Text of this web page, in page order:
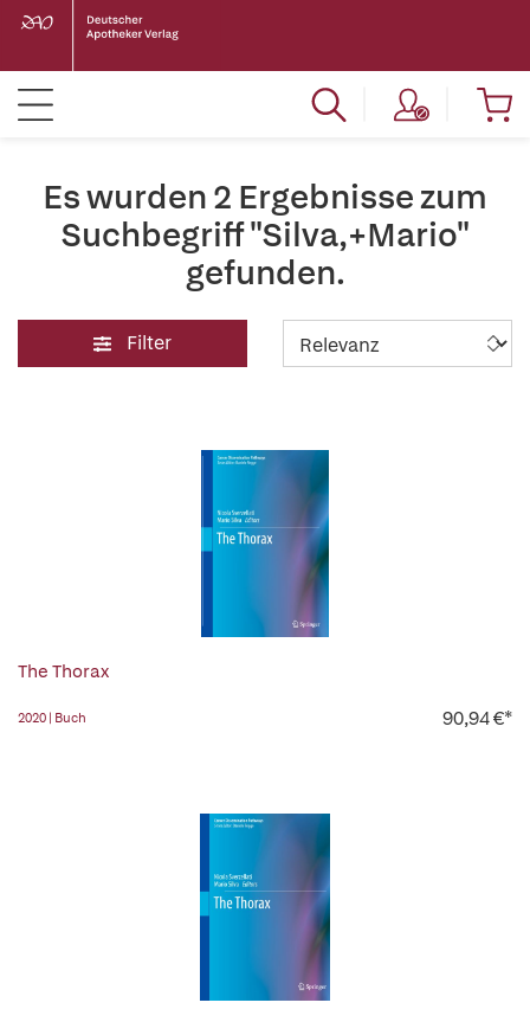
Es wurden 2 Ergebnisse zum
Suchbegriff "Silva,+Mario"
gefunden.
Filter
The Thorax
2020 | Buch 90,94 €*